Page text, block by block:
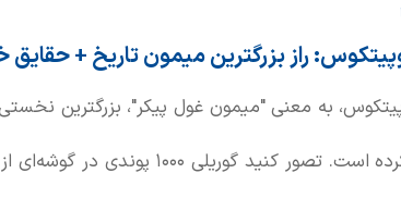
راز بزرگترین میمون تاریخ + حقایق
به معنی "میمون غول پیکر"، بزرگترین
زندگی کرده است. تصور کنید